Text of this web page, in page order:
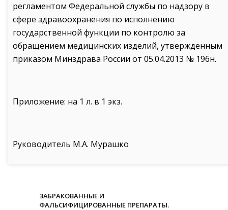
регламентом Федеральной службы по надзору в
сфере здравоохранения по исполнению
государственной функции по контролю за
обращением медицинских изделий, утвержденным
приказом Минздрава России от 05.04.2013 № 196н.
Приложение: на 1 л. в 1 экз.
Руководитель М.А. Мурашко
ЗАБРАКОВАННЫЕ И
ФАЛЬСИФИЦИРОВАННЫЕ ПРЕПАРАТЫ.